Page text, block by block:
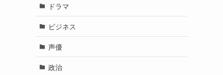
ドラマ
ビジネス
声優
政治